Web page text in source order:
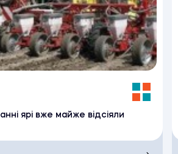
ярі вже майже відсіяли